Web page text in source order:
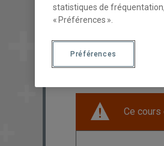
Ce
statistiques de
« Préférences ».
Préférences